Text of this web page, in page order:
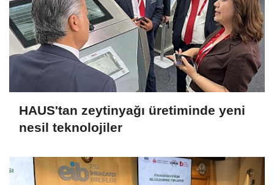
HAUS'tan zeytinyağı üretiminde yeni
nesil teknolojiler